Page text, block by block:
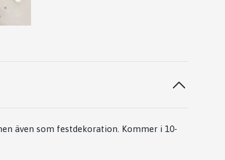
även som festdekoration. Kommer i 10-